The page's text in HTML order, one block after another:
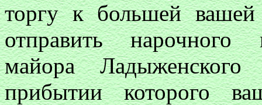
торгу к большей
отправить нарочного
майора
прибытии которого